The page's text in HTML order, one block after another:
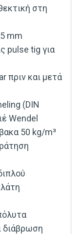
στη
mm
pulse tig για
πριν και μετά
(DIN
Wendel
50 kg/m³
διάβρωση